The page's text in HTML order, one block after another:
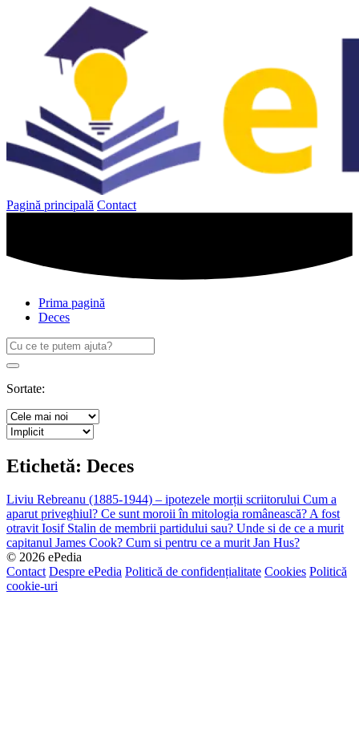
Pagină principală Contact
Prima pagină
Deces
Caută
după:
Search
Sortate:
Etichetă: Deces
Liviu Rebreanu (1885-1944) – ipotezele morții scriitorului Cum a
aparut priveghiul? Ce sunt moroii în mitologia românească?A fost
otravit Iosif Stalin de membrii partidului sau? Unde si de ce a murit
capitanul James Cook? Cum si pentru ce a murit Jan Hus?
© 2026 ePedia
Contact Despre ePedia Politică de confidențialitate Cookies Politică
cookie-uri